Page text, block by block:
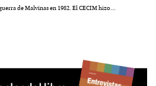
de Malvinas en 1982. El CECIM hizo…